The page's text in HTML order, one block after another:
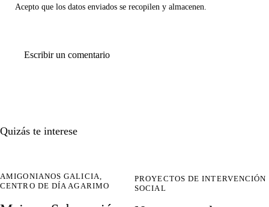
Acepto que los datos enviados se recopilen y almacenen.
Quizás te interese
AMIGONIANOS GALICIA
CENTRO DE DÍA AGARIMO
PROYECTOS DE INTERVENCIÓN
SOCIAL